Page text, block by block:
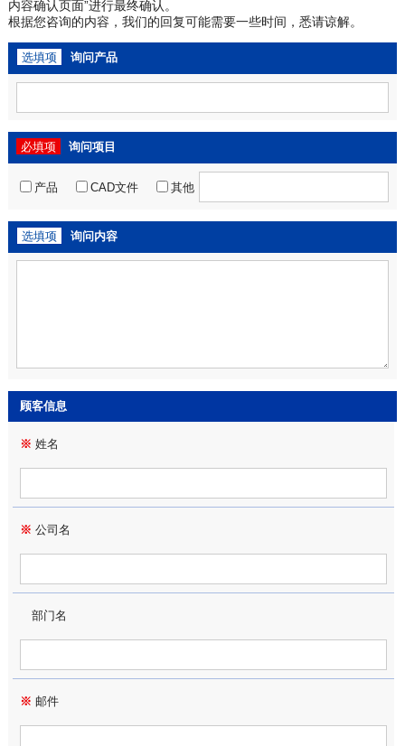
内容确认页面”进行最终确认。
根据您咨询的内容，我们的回复可能需要一些时间，悉请谅解。
选填项 询问产品
必填项 询问项目
产品 CAD文件 其他
选填项 询问内容
顾客信息
※ 姓名
※ 公司名
部门名
※ 邮件